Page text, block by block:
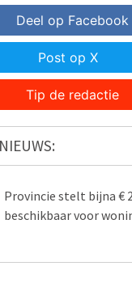
Deel op Facebook
Post op X
Tip de redactie
Provincie stelt bijna €
beschikbaar voor